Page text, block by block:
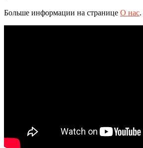
Больше информации на странице О нас.